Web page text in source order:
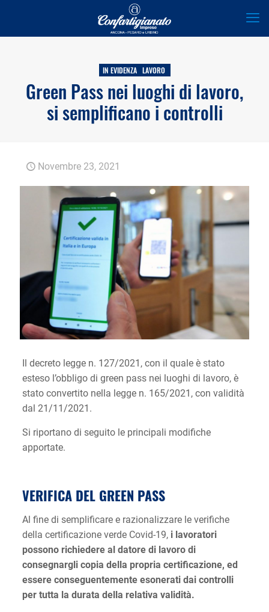
IN EVIDENZA LAVORO
Green Pass nei luoghi di lavoro,
si semplificano i controlli
Novembre 23, 2021
Il decreto legge n. 127/2021, con il quale è stato
esteso l’obbligo di green pass nei luoghi di lavoro, è
stato convertito nella legge n. 165/2021, con validità
dal 21/11/2021.
Si riportano di seguito le principali modifiche
apportate.
VERIFICA DEL GREEN PASS
Al fine di semplificare e razionalizzare le verifiche
della certificazione verde Covid-19, i lavoratori
possono richiedere al datore di lavoro di
consegnargli copia della propria certificazione, ed
essere conseguentemente esonerati dai controlli
per tutta la durata della relativa validità.